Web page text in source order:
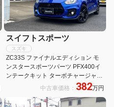
スイフトスポーツ
スズキ
ZC33S ファイナルエディション モ
ンスタースポーツパーツ PFX400イ
ンテークキット ターボチャージャー
MXK20 SpーXデュアルスポーツマフ
ラー カーボンGTウイング セキュリ
ティ ドラレコ 全方位カメラ セイフ
中古車価格： 382万円